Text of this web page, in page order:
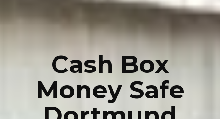
Cash Box
Money Safe